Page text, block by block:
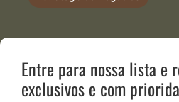
Entre para nossa lista e
exclusivos e com